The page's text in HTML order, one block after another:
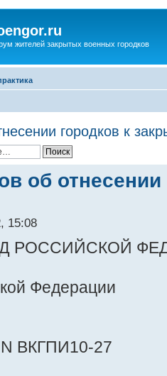
жителей закрытых военных городков
городков к
об отнесении
15:08
РОССИЙСКОЙ
Федерации
N ВКГПИ10-27